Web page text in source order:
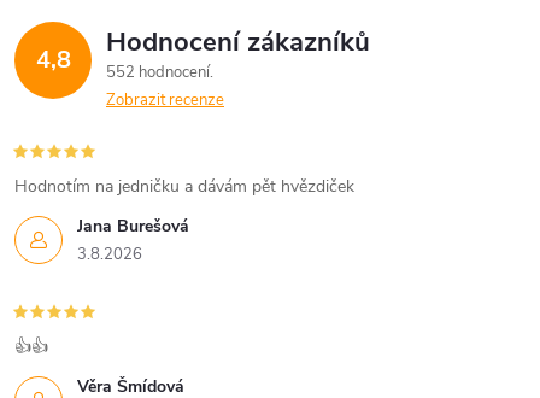
4,8 Hodnocení zákazníků
552 hodnocení
Zobrazit recenze
Jana Burešová
3.8.2026
Hodnotím na jedničku a dávám pět hvězdiček
Věra Šmídová
👍👍